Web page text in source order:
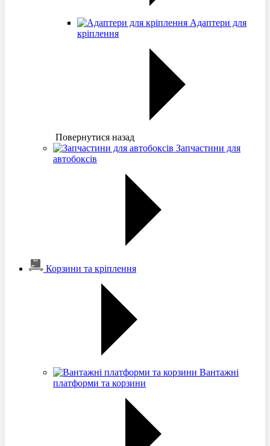
Адаптери для
кріплення
Повернутися назад
Запчастини для
автобоксів
Корзини та кріплення
Вантажні
платформи та корзини